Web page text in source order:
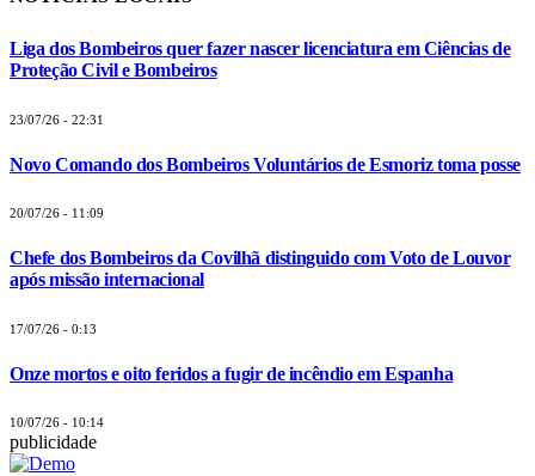
Liga dos Bombeiros quer fazer nascer licenciatura em Ciências de
Proteção Civil e Bombeiros
23/07/26 - 22:31
Novo Comando dos Bombeiros Voluntários de Esmoriz toma posse
20/07/26 - 11:09
Chefe dos Bombeiros da Covilhã distinguido com Voto de Louvor
após missão internacional
17/07/26 - 0:13
Onze mortos e oito feridos a fugir de incêndio em Espanha
10/07/26 - 10:14
publicidade